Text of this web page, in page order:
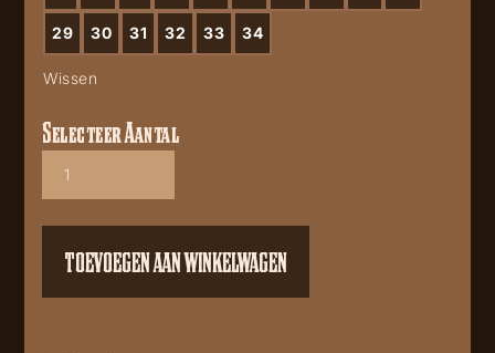
29 30 31 32 33 34
Wissen
Blake
Selecteer Aantal
TOEVOEGEN AAN WINKELWAGEN